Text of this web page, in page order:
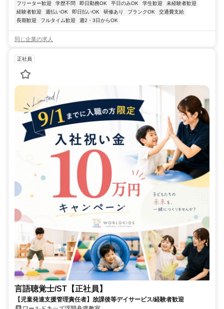
フリーター歓迎
学歴不問 即日勤務OK 平日のみOK 学生歓迎
未経験者歓迎
経験者歓迎
週払いOK 即日払いOK 研修あり ブランクOK
交通費支給
長期歓迎
フルタイム歓迎 週2・3日からOK
同じ企業の求人
正社員
言語聴覚士/ST【正社員】
【児童発達支援管理責任者】放課後等デイサービス/経験者歓迎